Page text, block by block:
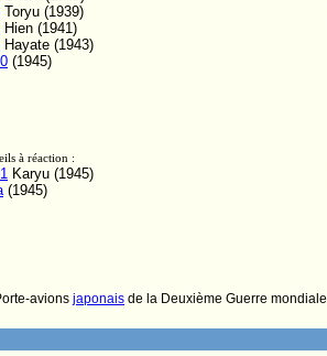
Toryu (1939)
Hien (1941)
Hayate (1943)
(1945)
à réaction :
Karyu (1945)
(1945)
avions japonais de la Deuxième Guerre mondiale